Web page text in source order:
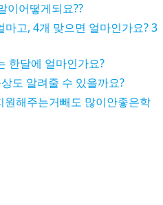
이어떻게되요??
마고, 4개 맞으면 얼마인가요? 3
한달에 얼마인가요?
도 알려줄 수 있을까요?
해주는거빼도 많이안좋은학